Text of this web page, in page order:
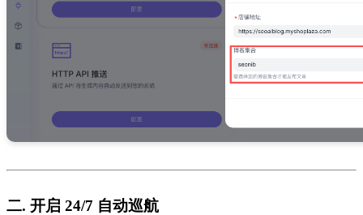
二. 开启 24/7 自动巡航